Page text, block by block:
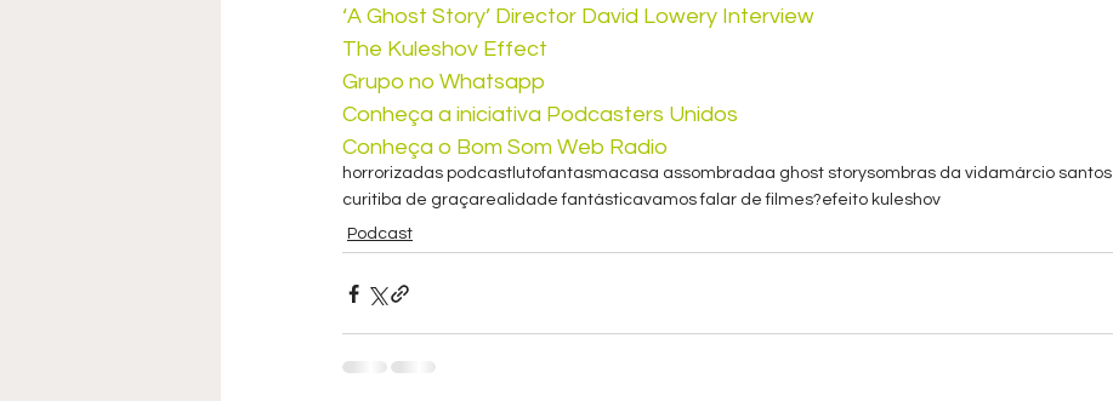
‘A Ghost Story’ Director David Lowery Interview
The Kuleshov Effect
Grupo no Whatsapp
Conheça a iniciativa Podcasters Unidos
Conheça o Bom Som Web Radio
horrorizadas podcast lutofantasmacasa assombradaa ghost storysombras da vidamárcio santos
curitiba de graçarealidade fantásticavamos falar de filmes?efeito kuleshov
Podcast